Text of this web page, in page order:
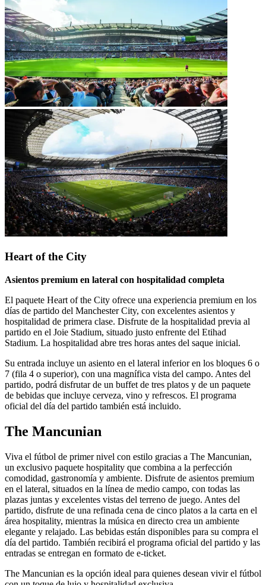
Heart of the City
Asientos premium en lateral con hospitalidad completa
El paquete Heart of the City ofrece una experiencia premium en los
días de partido del Manchester City, con excelentes asientos y
hospitalidad de primera clase. Disfrute de la hospitalidad previa al
partido en el Joie Stadium, situado justo enfrente del Etihad
Stadium. La hospitalidad abre tres horas antes del saque inicial.
Su entrada incluye un asiento en el lateral inferior en los bloques 6 o
7 (fila 4 o superior), con una magnífica vista del campo. Antes del
partido, podrá disfrutar de un buffet de tres platos y de un paquete
de bebidas que incluye cerveza, vino y refrescos. El programa
oficial del día del partido también está incluido.
The Mancunian
Viva el fútbol de primer nivel con estilo gracias a The Mancunian,
un exclusivo paquete hospitality que combina a la perfección
comodidad, gastronomía y ambiente. Disfrute de asientos premium
en el lateral, situados en la línea de medio campo, con todas las
plazas juntas y excelentes vistas del terreno de juego. Antes del
partido, disfrute de una refinada cena de cinco platos a la carta en el
área hospitality, mientras la música en directo crea un ambiente
elegante y relajado. Las bebidas están disponibles para su compra el
día del partido. También recibirá el programa oficial del partido y las
entradas se entregan en formato de e‑ticket.
The Mancunian es la opción ideal para quienes desean vivir el fútbol